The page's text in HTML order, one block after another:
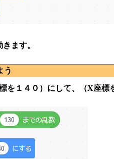
ます。
う
を１４０）にして、（X座標